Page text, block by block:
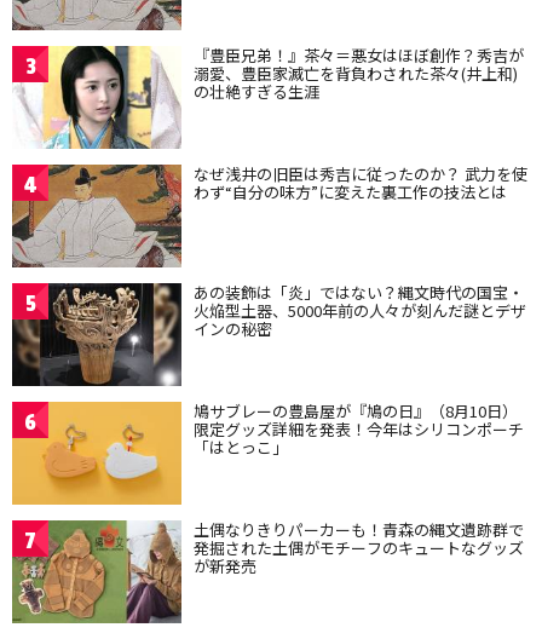
3 『豊臣兄弟！』茶々＝悪女はほぼ創作？秀吉が
溺愛、豊臣家滅亡を背負わされた茶々(井上和)
の壮絶すぎる生涯
4 なぜ浅井の旧臣は秀吉に従ったのか？ 武力を使
わず“自分の味方”に変えた裏工作の技法とは
5 あの装飾は「炎」ではない？縄文時代の国宝・
火焔型土器、5000年前の人々が刻んだ謎とデザ
インの秘密
6 鳩サブレーの豊島屋が『鳩の日』（8月10日）
限定グッズ詳細を発表！今年はシリコンポーチ
「はとっこ」
7 土偶なりきりパーカーも！青森の縄文遺跡群で
発掘された土偶がモチーフのキュートなグッズ
が新発売